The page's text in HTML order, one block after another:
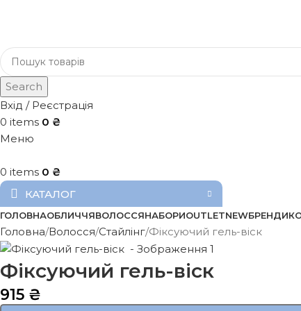
Search
Вхід / Реєстрація
0 items 0 ₴
Меню
0 items 0 ₴
КАТАЛОГ
ГОЛОВНАОБЛИЧЧЯВОЛОССЯНАБОРИOUTLETNEWБРЕНДИ
Головна Волосся Стайлінг Фіксуючий гель-віск
Фіксуючий гель-віск
915 ₴